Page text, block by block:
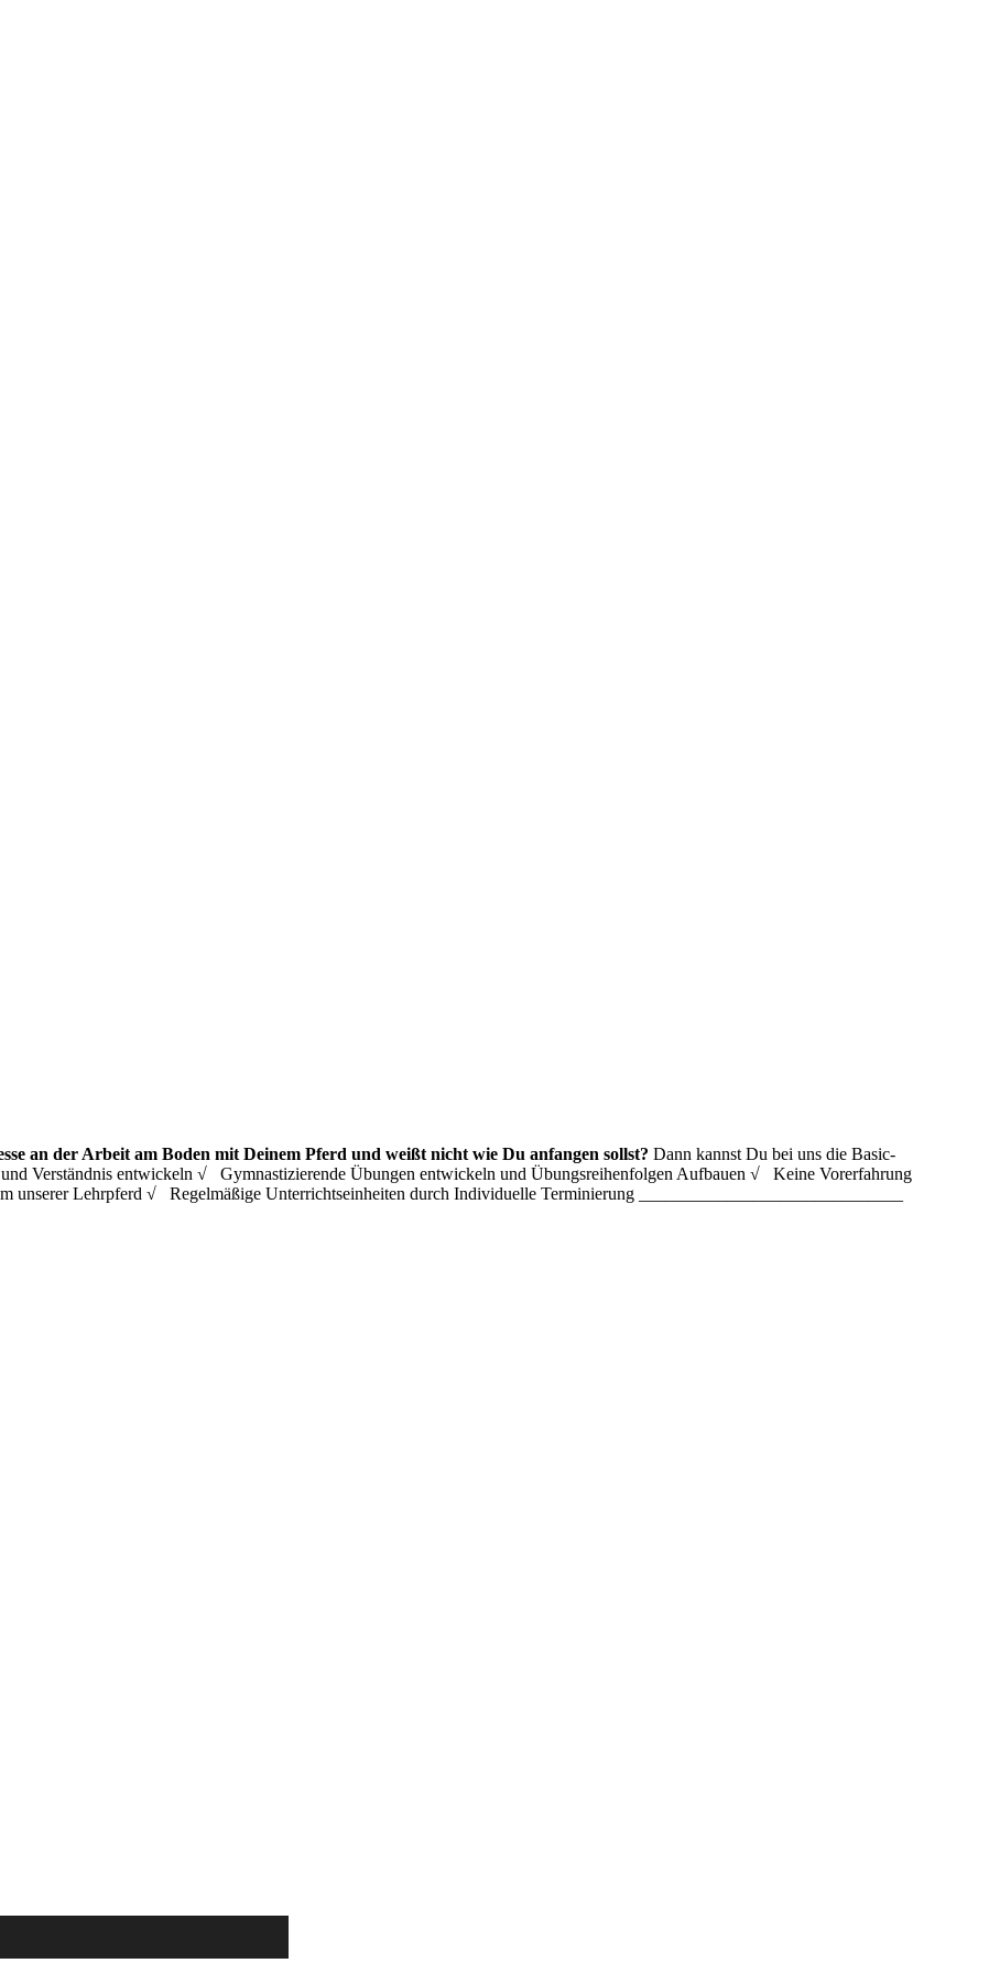
an der Arbeit am Boden mit Deinem Pferd und weißt nicht wie Du anfangen sollst? Dann kannst Du bei uns die Basic-
Verständnis entwickeln √ Gymnastizierende Übungen entwickeln und Übungsreihenfolgen Aufbauen √ Keine Vorerfahrung
Lehrpferd √ Regelmäßige Unterrichtseinheiten durch Individuelle Terminierung ______________________________